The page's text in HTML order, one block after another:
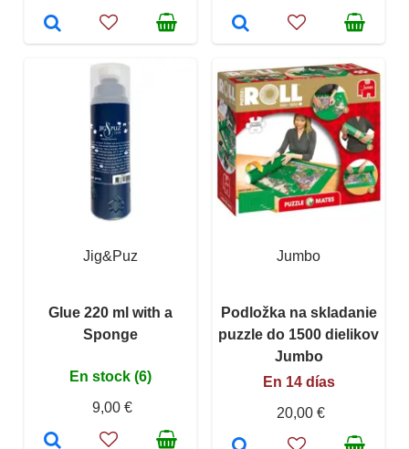
Jig&Puz
Glue 220 ml with a
Sponge
En stock (6)
9,00 €
Jumbo
Podložka na skladanie
puzzle do 1500 dielikov
Jumbo
En 14 días
20,00 €